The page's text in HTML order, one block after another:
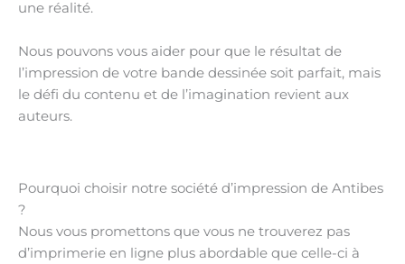
une réalité.
Nous pouvons vous aider pour que le résultat de
l’impression de votre bande dessinée soit parfait, mais
le défi du contenu et de l’imagination revient aux
auteurs.
Pourquoi choisir notre société d’impression de Antibes
?
Nous vous promettons que vous ne trouverez pas
d’imprimerie en ligne plus abordable que celle-ci à